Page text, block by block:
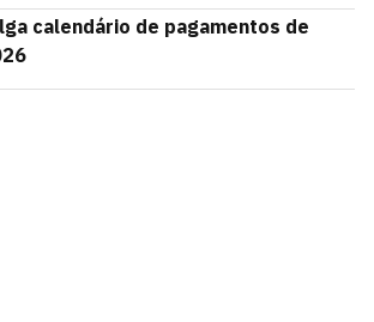
calendário de pagamentos de